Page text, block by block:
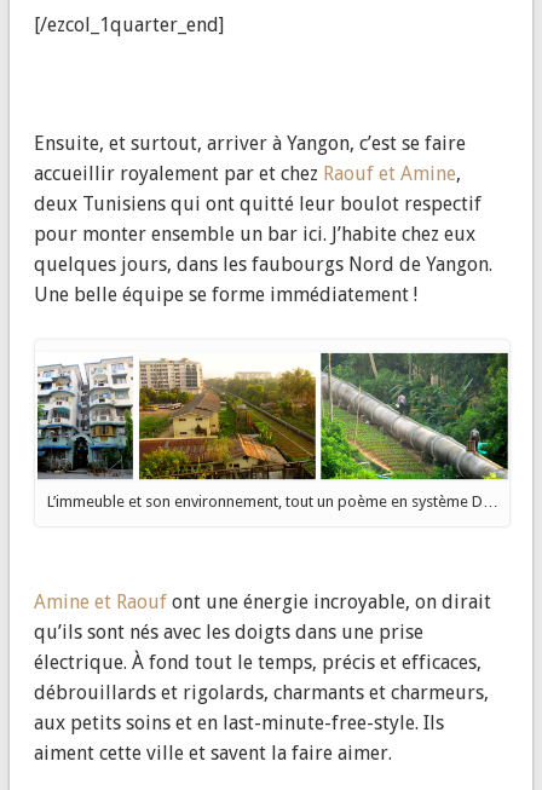
[/ezcol_1quarter_end]
Ensuite, et surtout, arriver à Yangon, c’est se faire
accueillir royalement par et chez Raouf et Amine,
deux Tunisiens qui ont quitté leur boulot respectif
pour monter ensemble un bar ici. J’habite chez eux
quelques jours, dans les faubourgs Nord de Yangon.
Une belle équipe se forme immédiatement !
L’immeuble et son environnement, tout un poème en système D…
Amine et Raoufont une énergie incroyable, on dirait
qu’ils sont nés avec les doigts dans une prise
électrique. À fond tout le temps, précis et efficaces,
débrouillards et rigolards, charmants et charmeurs,
aux petits soins et en last-minute-free-style. Ils
aiment cette ville et savent la faire aimer.